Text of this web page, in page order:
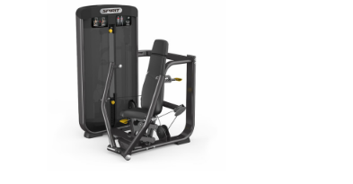
Maximális terhelhetősége 205 kg, amivel
kezdő életmódváltók és nagy túlsúllyal
rendelkezőknek is ideális választás a
CE800 Professzionális ellipszis tréner. A
megjelenése, komfortossága valamint a
minősége mind a magas minőséget
szimbolizálják.